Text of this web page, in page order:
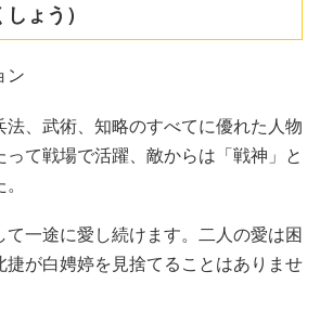
ょう）
ン
法、武術、知略のすべてに優れた人物
って戦場で活躍、敵からは「戦神」と
て一途に愛し続けます。二人の愛は困
捷が白娉婷を見捨てることはありませ